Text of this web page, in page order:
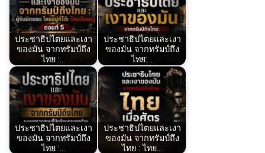
ประชาธิปไตยและเงา
ของมัน จากทรัมป์ถึง
ไทย :…
ประชาธิปไตยและเงา
ของมัน จากทรัมป์ถึง
ไทย:…
ประชาธิปไตยและเงา
ของมัน จากทรัมป์ถึง
ไทย :…
ประชาธิปไตยและเงา
ของมัน จากทรัมป์ถึง
ไทย : ไทย…